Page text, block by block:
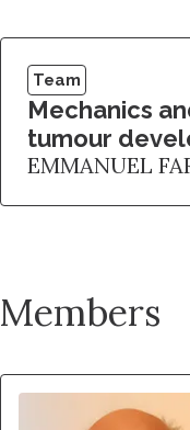
Team
Mechanics
tumour
EMMANUEL
Members